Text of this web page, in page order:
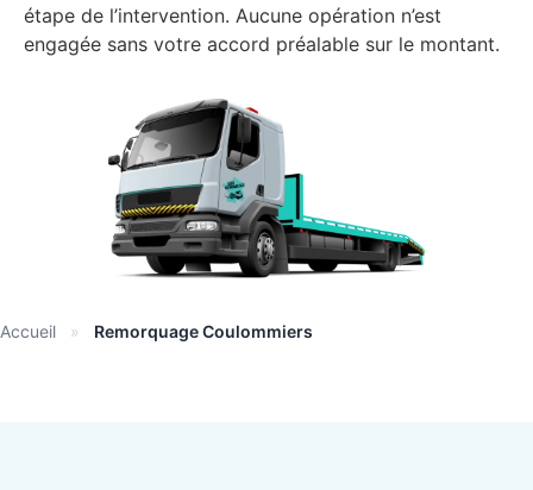
étape de l’intervention. Aucune opération n’est
engagée sans votre accord préalable sur le montant.
Accueil » Remorquage Coulommiers